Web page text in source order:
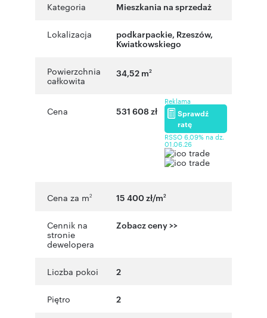
Kategoria Mieszkania na sprzedaż
Lokalizacja podkarpackie, Rzeszów,
Kwiatkowskiego
Powierzchnia
całkowita
34,52 m2
Cena 531 608 zł
Reklama
Sprawdź
ratę
RSSO 6,09% na dz.
01.06.26
Cena za m2 15 400 zł/m2
Cennik na
stronie
dewelopera
Zobacz ceny >>
Liczba pokoi 2
Piętro 2